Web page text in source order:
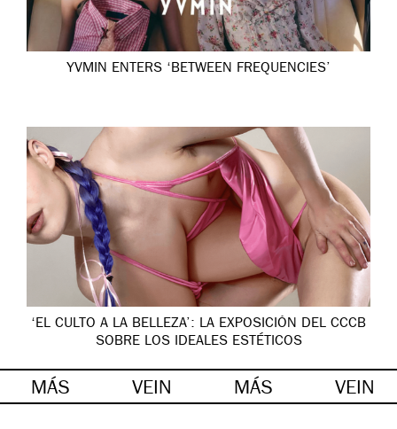
YVMIN ENTERS ‘BETWEEN FREQUENCIES’
‘EL CULTO A LA BELLEZA’: LA EXPOSICIÓN DEL CCCB
SOBRE LOS IDEALES ESTÉTICOS
MÁS VEIN MÁS VEIN